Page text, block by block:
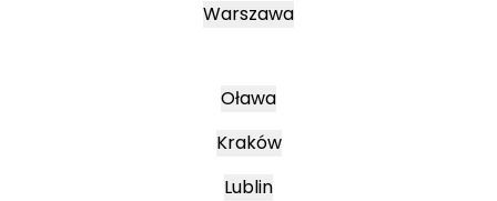
Warszawa
Oława
Kraków
Lublin